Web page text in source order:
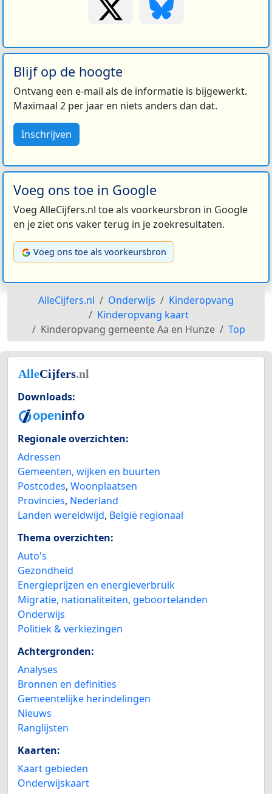
Blijf op de hoogte
Ontvang een e-mail als de informatie is bijgewerkt.
Maximaal 2 per jaar en niets anders dan dat.
Inschrijven
Voeg ons toe in Google
Voeg AlleCijfers.nl toe als voorkeursbron in Google
en je ziet ons vaker terug in je zoekresultaten.
Voeg ons toe als voorkeursbron
AlleCijfers.nl Onderwijs
Kinderopvang
Kinderopvang kaart
Kinderopvang gemeente Aa en Hunze
Top
Downloads:
Regionale overzichten:
Adressen
Gemeenten, wijken en buurten
Postcodes, Woonplaatsen
Provincies, Nederland
Landen wereldwijd, België regionaal
Thema overzichten:
Auto's
Gezondheid
Energieprijzen en energieverbruik
Migratie, nationaliteiten, geboortelanden
Onderwijs
Politiek & verkiezingen
Achtergronden:
Analyses
Bronnen en definities
Gemeentelijke herindelingen
Nieuws
Ranglijsten
Kaarten:
Kaart gebieden
Onderwijskaart